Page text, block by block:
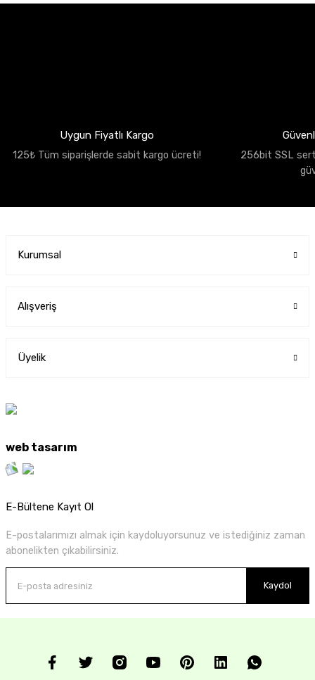
Uygun Fiyatlı Kargo
125₺ Tüm siparişlerde sabit kargo ücreti!
256bit SSL
Kurumsal
Alışveriş
Üyelik
web tasarım
E-Bültene Kayıt Ol
E-postalarımızı almak için kaydoluyorsunuz ve istediğiniz zaman
abonelikten çıkabilirsiniz.
Kaydol